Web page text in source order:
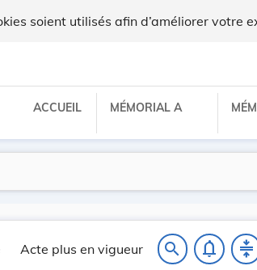
soient utilisés afin d’améliorer votre
ACCUEIL MÉMORIAL A
Acte plus en vigueur search notifications_none compress